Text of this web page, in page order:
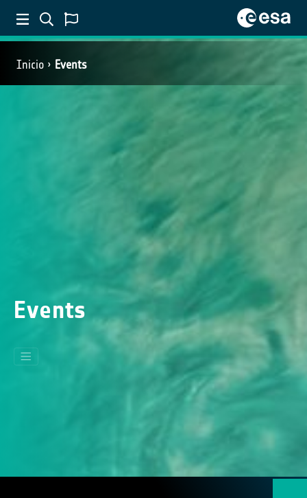
Inicio Events
Events